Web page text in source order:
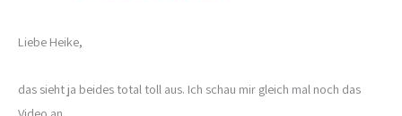
Liebe Heike,
das sieht ja beides total toll aus. Ich schau mir gleich mal noch das
Video an.